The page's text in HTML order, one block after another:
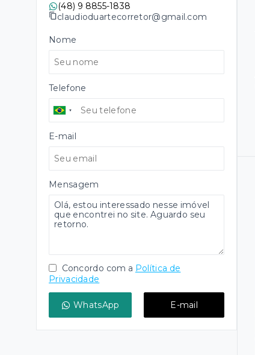
(48) 9 8855-1838
claudioduartecorretor@gmail.com
Nome
Telefone
E-mail
Mensagem
Concordo com a Política de
Privacidade
WhatsApp E-mail